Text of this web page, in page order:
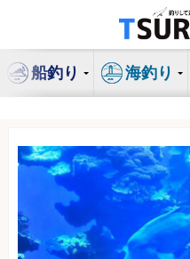
ン
船釣り 海釣り